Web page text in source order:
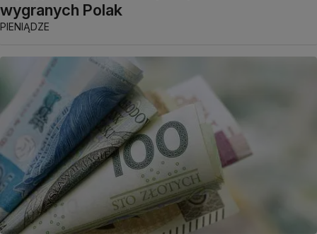
wygranych Polak
PIENIĄDZE